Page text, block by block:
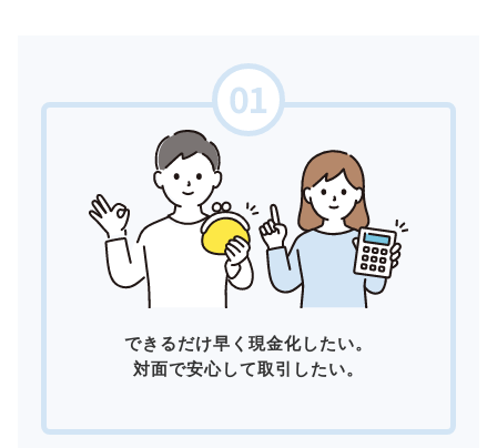
できるだけ早く現金化したい。
対面で安心して取引したい。